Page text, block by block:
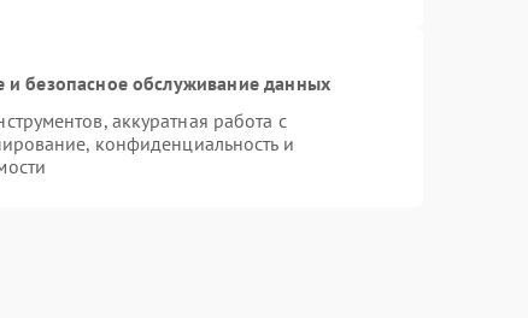
безопасное обслуживание данных
аккуратная работа с
конфиденциальность и